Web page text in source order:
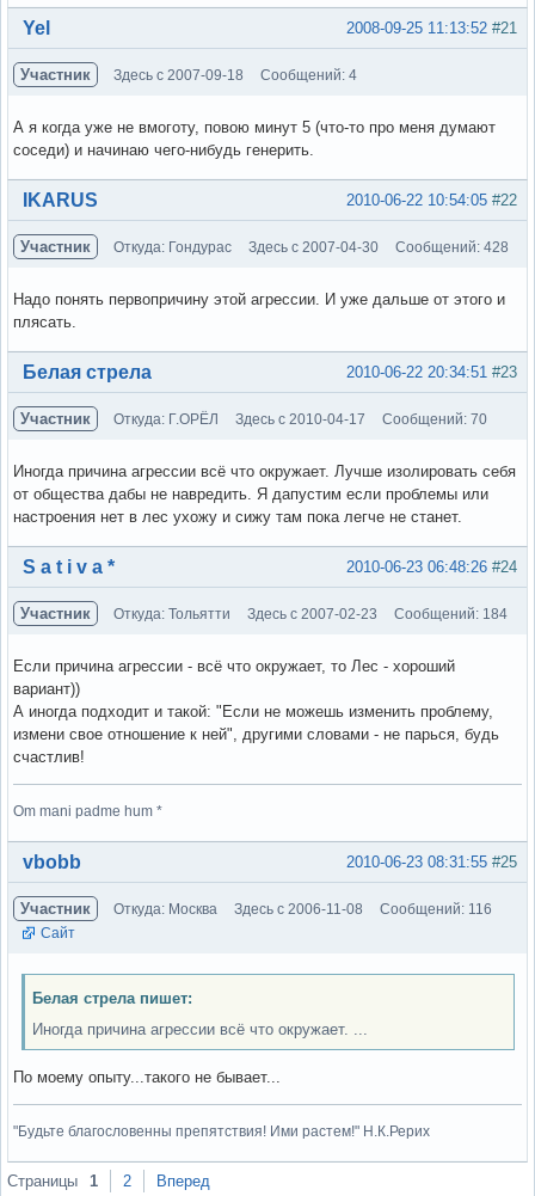
Вне форума #21
2008-09-25 11:13:52
Yel
Участник Здесь с 2007-09-18 Сообщений: 4
А я когда уже не вмоготу, повою минут 5 (что-то про меня думают
соседи) и начинаю чего-нибудь генерить.
Вне форума #22
2010-06-22 10:54:05
IKARUS
Участник Откуда: Гондурас Здесь с 2007-04-30 Сообщений: 428
Надо понять первопричину этой агрессии. И уже дальше от этого и
плясать.
Вне форума #23
2010-06-22 20:34:51
Белая стрела
Участник Откуда: Г.ОРЁЛ Здесь с 2010-04-17 Сообщений: 70
Иногда причина агрессии всё что окружает. Лучше изолировать себя
от общества дабы не навредить. Я дапустим если проблемы или
настроения нет в лес ухожу и сижу там пока легче не станет.
Вне форума #24
2010-06-23 06:48:26
S a t i v a *
Участник Откуда: Тольятти Здесь с 2007-02-23 Сообщений: 184
Если причина агрессии - всё что окружает, то Лес - хороший
вариант))
А иногда подходит и такой: "Если не можешь изменить проблему,
измени свое отношение к ней", другими словами - не парься, будь
счастлив!
Om mani padme hum *
Вне форума #25
2010-06-23 08:31:55
vbobb
Участник Откуда: Москва Здесь с 2006-11-08
Сообщений: 116
Сайт
Белая стрела пишет:
Иногда причина агрессии всё что окружает. ...
По моему опыту...такого не бывает...
"Будьте благословенны препятствия! Ими растем!" Н.К.Рерих
Вне форума
Страницы 1 2 Вперед